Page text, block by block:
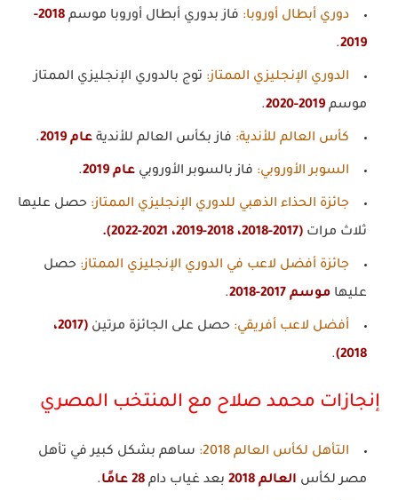
دوري أبطال أوروبا: فاز بدوري أبطال أوروبا موسم
2018-
2019
.
الدوري الإنجليزي الممتاز: توج بالدوري الإنجليزي الممتاز
موسم 2019-2020
.
كأس العالم للأندية: فاز بكأس العالم للأندية عام 2019 .
السوبر الأوروبي: فاز بالسوبر الأوروبي عام 2019 .
جائزة الحذاء الذهبي للدوري الإنجليزي الممتاز: حصل عليها
ثلاث مرات (2017-2018، 2018-2019، 2021-2022).
جائزة أفضل لاعب في الدوري الإنجليزي الممتاز: حصل
عليها موسم 2017-2018 .
أفضل لاعب أفريقي: حصل على الجائزة مرتين
(2017،
2018)
.
إنجازات محمد صلاح مع المنتخب المصري
التأهل لكأس العالم 2018 : ساهم بشكل كبير في تأهل
مصر لكأس العالم 2018 بعد غياب دام 28 عامًا .